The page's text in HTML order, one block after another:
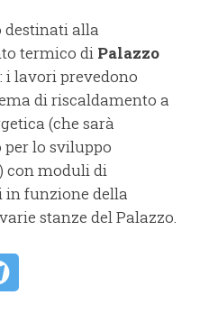
destinati alla
termico di Palazzo
i lavori prevedono
di riscaldamento a
(che sarà
lo sviluppo
con moduli di
in funzione della
stanze del Palazzo.